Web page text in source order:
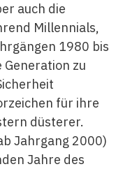
auch die
Millennials,
1980 bis
zu
für ihre
düsterer.
Jahrgang 2000)
Jahre des